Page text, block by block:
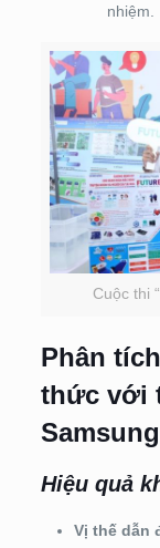
nhiệm.
Cuộc thi
Phân
thức với
Samsung
Hiệu quả
Vị thế dẫn